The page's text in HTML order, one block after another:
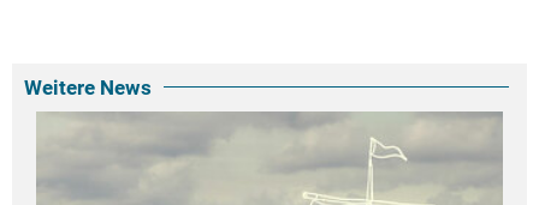
Weitere News